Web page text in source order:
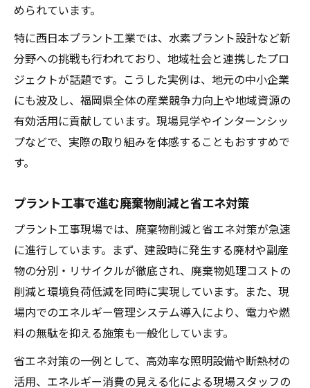
められています。
特に西日本プラント工業では、水素プラント設計など新
分野への挑戦も行われており、地域社会と連携したプロ
ジェクトが話題です。こうした実例は、地元の中小企業
にも波及し、福岡県全体の産業競争力向上や地域資源の
有効活用に貢献しています。現場見学やインターンシッ
プなどで、実際の取り組みを体感することもおすすめで
す。
プラント工事で進む廃棄物削減と省エネ対策
プラント工事現場では、廃棄物削減と省エネ対策が急速
に進行しています。まず、建設時に発生する廃材や副産
物の分別・リサイクルが徹底され、廃棄物処理コストの
削減と環境負荷低減を同時に実現しています。また、現
場内でのエネルギー管理システム導入により、電力や燃
料の無駄を抑える施策も一般化しています。
省エネ対策の一例として、高効率な照明設備や断熱材の
活用、エネルギー消費の見える化による現場スタッフの